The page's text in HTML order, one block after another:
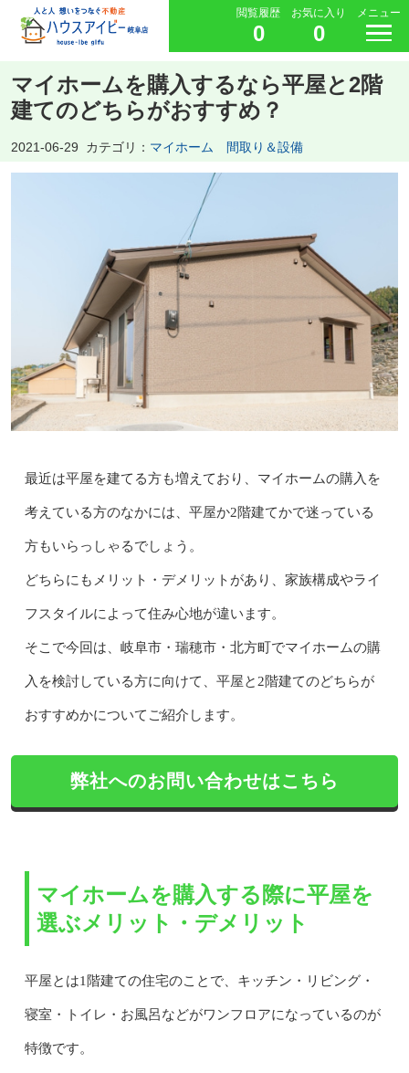
閲覧履歴
0
お気に入り
0
メニュー
マイホームを購入するなら平屋と2階
建てのどちらがおすすめ？
2021-06-29 カテゴリ： マイホーム 間取り＆設備
最近は平屋を建てる方も増えており、マイホームの購入を
考えている方のなかには、平屋か2階建てかで迷っている
方もいらっしゃるでしょう。
どちらにもメリット・デメリットがあり、家族構成やライ
フスタイルによって住み心地が違います。
そこで今回は、岐阜市・瑞穂市・北方町でマイホームの購
入を検討している方に向けて、平屋と2階建てのどちらが
おすすめかについてご紹介します。
弊社へのお問い合わせはこちら
マイホームを購入する際に平屋を
選ぶメリット・デメリット
平屋とは1階建ての住宅のことで、キッチン・リビング・
寝室・トイレ・お風呂などがワンフロアになっているのが
特徴です。